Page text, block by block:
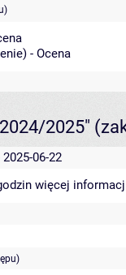
- Ocena
2025"
06-22
więcej